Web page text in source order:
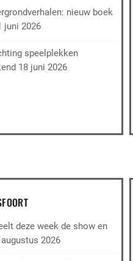
nieuw boek
juni 2026
speelplekken
18 juni 2026
deze week de show en
2026